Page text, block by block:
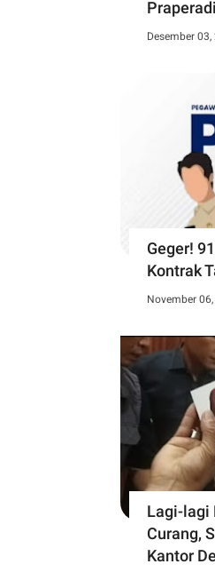
Desember
Geger!
Kontrak
November
Lagi-lagi
Curang,
Kantor